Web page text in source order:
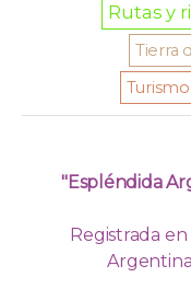
Rutas y
Tierra
"Espléndida
Registrada
Argentina